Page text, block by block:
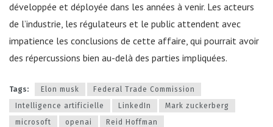
développée et déployée dans les années à venir. Les acteurs
de l’industrie, les régulateurs et le public attendent avec
impatience les conclusions de cette affaire, qui pourrait avoir
des répercussions bien au-delà des parties impliquées.
Tags: Elon musk
Federal Trade Commission
Intelligence artificielle
LinkedIn
Mark zuckerberg
microsoft
openai Reid Hoffman